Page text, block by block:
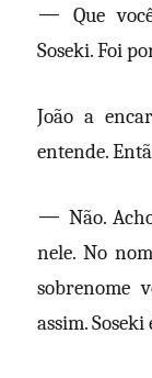
—Que
Soseki. Foi
João a
entende.
— Não.
nele. No
sobrenome
assim.